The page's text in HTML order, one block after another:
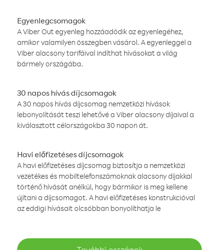
Egyenlegcsomagok
A Viber Out egyenleg hozzáadódik az egyenlegéhez,
amikor valamilyen összegben vásárol. A egyenleggel a
Viber alacsony tarifáival indíthat hívásokat a világ
bármely országába.
30 napos hívás díjcsomagok
A 30 napos hívás díjcsomag nemzetközi hívások
lebonyolítását teszi lehetővé a Viber alacsony díjaival a
kiválasztott célországokba 30 napon át.
Havi előfizetéses díjcsomagok
A havi előfizetéses díjcsomag biztosítja a nemzetközi
vezetékes és mobiltelefonszámoknak alacsony díjakkal
történő hívását anélkül, hogy bármikor is meg kellene
újítani a díjcsomagot. A havi előfizetéses konstrukcióval
az eddigi hívásait olcsóbban bonyolíthatja le